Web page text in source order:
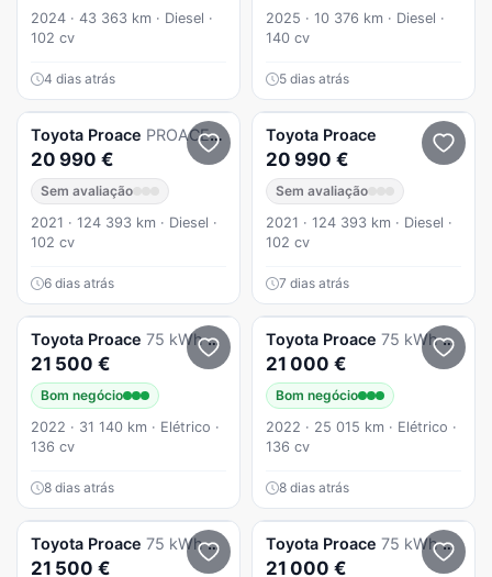
2024 · 43 363 km · Diesel ·
102 cv
4 dias atrás
2025 · 10 376 km · Diesel ·
140 cv
5 dias atrás
Toyota Proace PROACE CITY VERSO 1.5D EXCLUSIVE 5 LUG
20 990 €
Sem avaliação
2021 · 124 393 km · Diesel ·
102 cv
6 dias atrás
Toyota Proace
20 990 €
Sem avaliação
2021 · 124 393 km · Diesel ·
102 cv
7 dias atrás
Toyota Proace 75 kWh Business
21 500 €
Bom negócio
2022 · 31 140 km · Elétrico ·
136 cv
8 dias atrás
Toyota Proace 75 kWh Business
21 000 €
Bom negócio
2022 · 25 015 km · Elétrico ·
136 cv
8 dias atrás
Toyota Proace 75 kWh Business
21 500 €
Toyota Proace 75 kWh Business
21 000 €